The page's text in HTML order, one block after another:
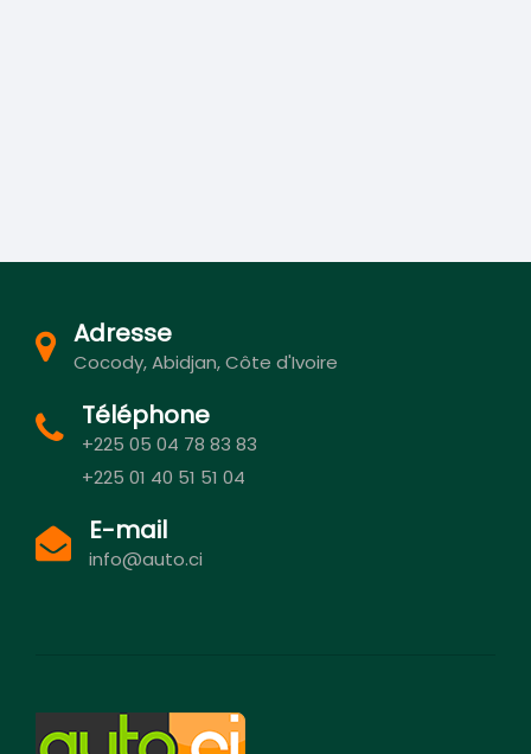
Adresse
Cocody, Abidjan, Côte d'Ivoire
Téléphone
+225 05 04 78 83 83
+225 01 40 51 51 04
E-mail
info@auto.ci